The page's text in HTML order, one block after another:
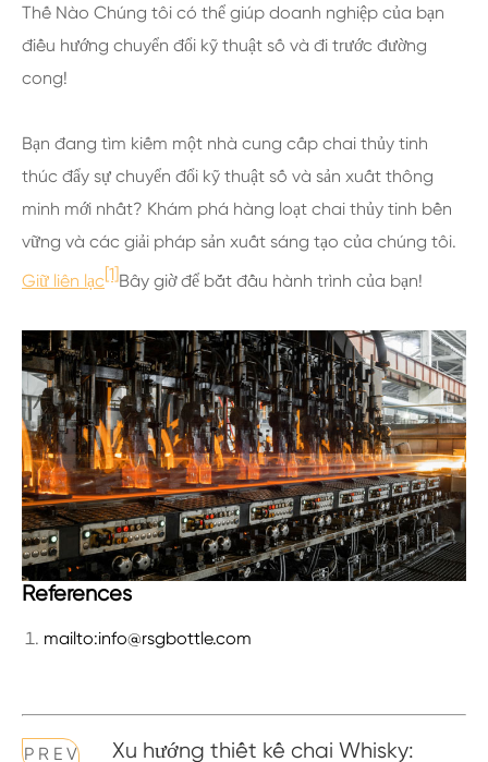
Thế Nào Chúng tôi có thể giúp doanh nghiệp của bạn
điều hướng chuyển đổi kỹ thuật số và đi trước đường
cong!
Bạn đang tìm kiếm một nhà cung cấp chai thủy tinh
thúc đẩy sự chuyển đổi kỹ thuật số và sản xuất thông
minh mới nhất? Khám phá hàng loạt chai thủy tinh bền
vững và các giải pháp sản xuất sáng tạo của chúng tôi.
Giữ liên lạc[1]Bây giờ để bắt đầu hành trình của bạn!
References
mailto:info@rsgbottle.com
P R E V Xu hướng thiết kế chai Whisky: